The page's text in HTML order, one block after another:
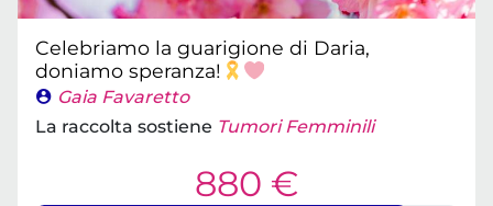
Celebriamo la guarigione di Daria,
doniamo speranza!
Gaia Favaretto
La raccolta sostiene Tumori Femminili
880 €